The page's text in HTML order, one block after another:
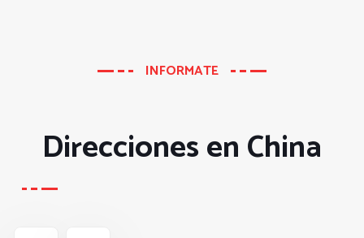
INFORMATE
Direcciones en China